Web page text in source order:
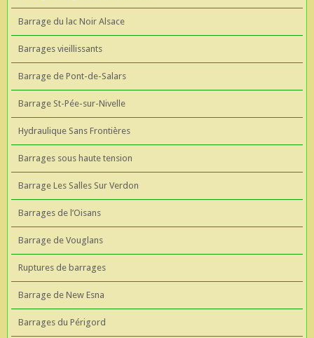
Barrage du lac Noir Alsace
Barrages vieillissants
Barrage de Pont-de-Salars
Barrage St-Pée-sur-Nivelle
Hydraulique Sans Frontières
Barrages sous haute tension
Barrage Les Salles Sur Verdon
Barrages de l’Oisans
Barrage de Vouglans
Ruptures de barrages
Barrage de New Esna
Barrages du Périgord